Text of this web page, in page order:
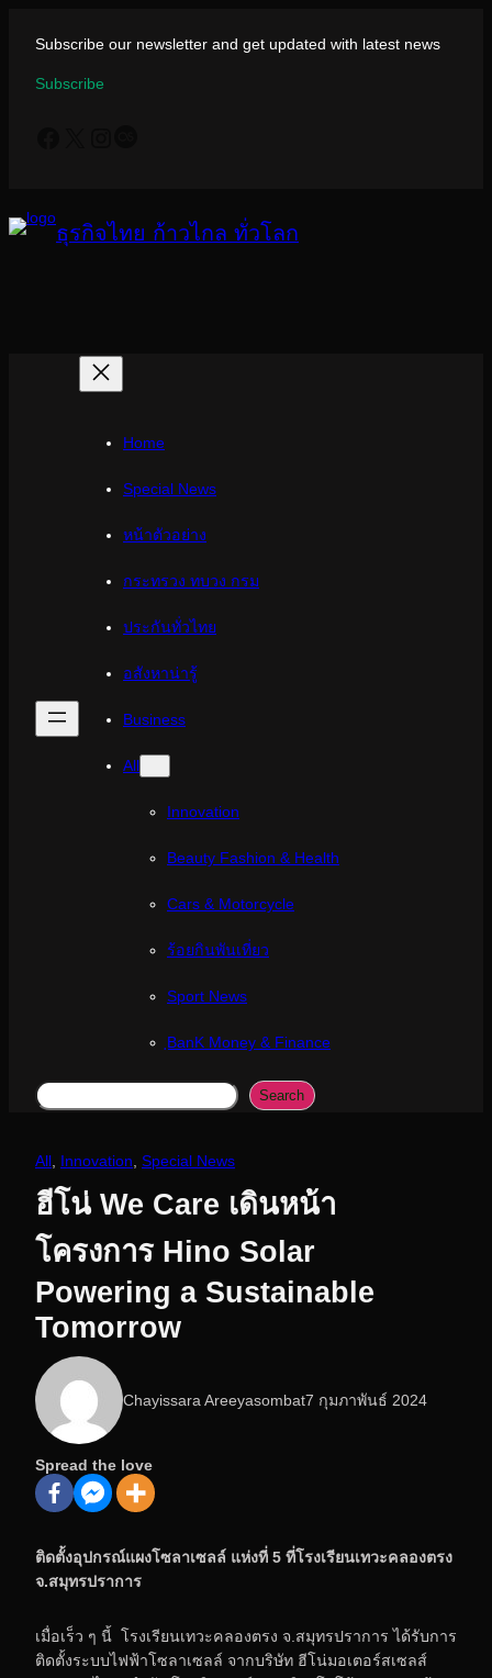
เนื้อหา
Subscribe our newsletter and get updated with latest news
Subscribe
ธุรกิจไทย ก้าวไกล ทั่วโลก
Home
Special News
หน้าตัวอย่าง
กระทรวง ทบวง กรม
ประกันทั่วไทย
อสังหาน่ารู้
Business
All
Innovation
Beauty Fashion & Health
Cars & Motorcycle
ร้อยกินพันเที่ยว
Sport News
ฺBanK Money & Finance
Search Search
All Innovation Special News
ฮีโน่ We Care เดินหน้า
โครงการ Hino Solar
Powering a Sustainable
Tomorrow
Chayissara Areeyasombat7 กุมภาพันธ์ 2024
Spread the love
ติดตั้งอุปกรณ์แผงโซลาเซลล์ แห่งที่ 5 ที่โรงเรียนเทวะคลองตรง
จ.สมุทรปราการ
เมื่อเร็ว ๆ นี้ โรงเรียนเทวะคลองตรง จ.สมุทรปราการ ได้รับการ
ติดตั้งระบบไฟฟ้าโซลาเซลล์ จากบริษัท ฮีโน่มอเตอร์สเซลส์